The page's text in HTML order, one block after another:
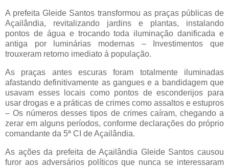
A prefeita Gleide Santos transformou as praças públicas de
Açailândia, revitalizando jardins e plantas, instalando
pontos de água e trocando toda iluminação danificada e
antiga por luminárias modernas – Investimentos que
trouxeram retorno imediato á população.
As praças antes escuras foram totalmente iluminadas
afastando definitivamente as gangues e a bandidagem que
usavam esses locais como pontos de esconderijos para
usar drogas e a práticas de crimes como assaltos e estupros
– Os números desses tipos de crimes caíram, chegando a
zerar em alguns períodos, conforme declarações do próprio
comandante da 5ª CI de Açailândia.
As ações da prefeita de Açailândia Gleide Santos causou
furor aos adversários políticos que nunca se interessaram